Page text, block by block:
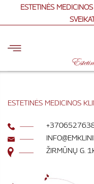
ESTETINĖS
ESTETINĖS MEDICINOS
ŽIRMŪNŲ G.